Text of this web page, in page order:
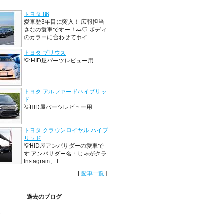
トヨタ 86
愛車歴3年目に突入！ 広報担当
さなの愛車ですー！🚗♡ ボディ
のカラーに合わせてホイ ...
トヨタ プリウス
💡 HID屋パーツレビュー用
トヨタ アルファードハイブリッ
ド
💡HID屋パーツレビュー用
トヨタ クラウンロイヤル ハイブ
リッド
💡HID屋アンバサダーの愛車で
す アンバサダー名：じゃがクラ
Instagram、T ...
[愛車一覧 ]
過去のブログ